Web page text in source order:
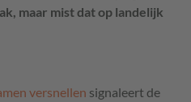
maar mist dat op landelijk
versnellen signaleert de